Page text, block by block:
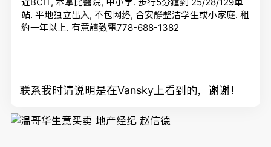
站. 平地独立出入, 不包网络, 合安静整洁学生或小家庭. 租
約一年以上. 有意請致電778-688-1382
联系我时请说明是在Vansky上看到的，谢谢！